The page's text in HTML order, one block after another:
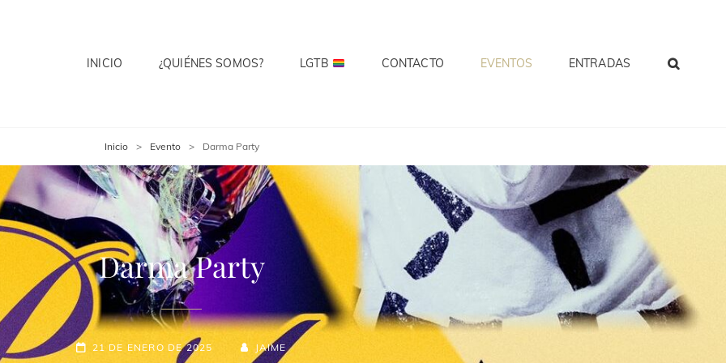
INICIO ¿QUIÉNES SOMOS? LGTB CONTACTO EVENTOS ENTRADAS
Inicio > Evento > Darma Party
Darma Party
21 DE ENERO DE 2025 JAIME